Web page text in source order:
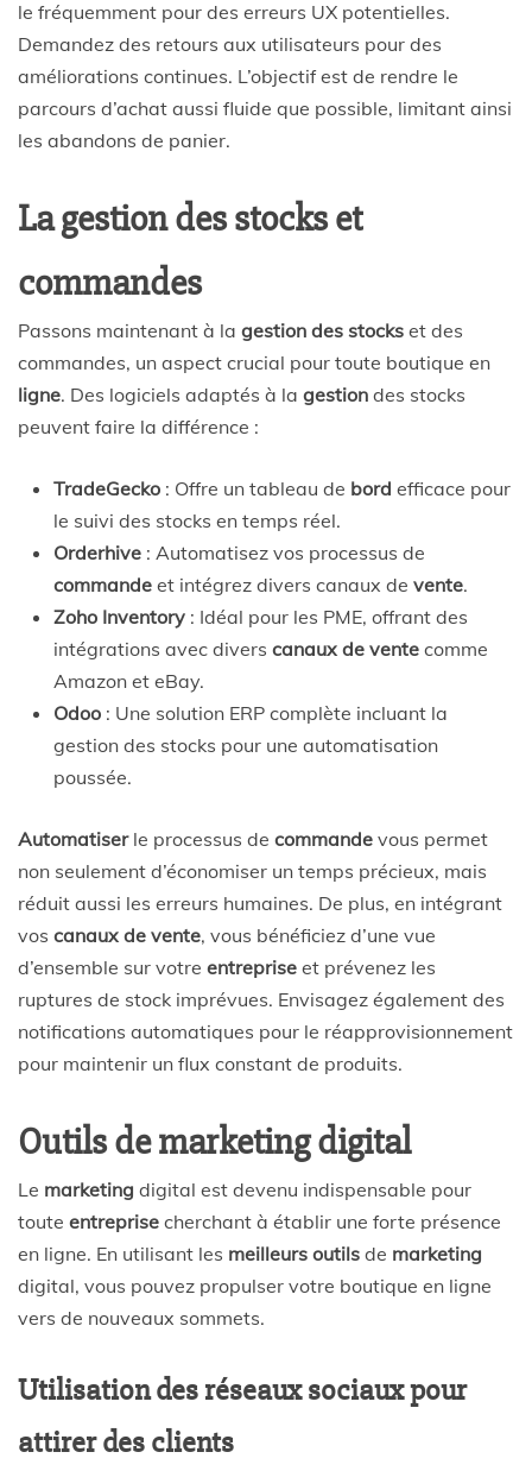
le fréquemment pour des erreurs UX potentielles.
Demandez des retours aux utilisateurs pour des
améliorations continues. L’objectif est de rendre le
parcours d’achat aussi fluide que possible, limitant ainsi
les abandons de panier.
La gestion des stocks et
commandes
Passons maintenant à la gestion des stocks et des
commandes, un aspect crucial pour toute boutique en
ligne. Des logiciels adaptés à la gestion des stocks
peuvent faire la différence :
TradeGecko : Offre un tableau de bord efficace pour
le suivi des stocks en temps réel.
Orderhive : Automatisez vos processus de
commande et intégrez divers canaux de vente.
Zoho Inventory : Idéal pour les PME, offrant des
intégrations avec divers canaux de vente comme
Amazon et eBay.
Odoo : Une solution ERP complète incluant la
gestion des stocks pour une automatisation
poussée.
Automatiserle processus de commande vous permet
non seulement d’économiser un temps précieux, mais
réduit aussi les erreurs humaines. De plus, en intégrant
vos canaux de vente, vous bénéficiez d’une vue
d’ensemble sur votre entreprise et prévenez les
ruptures de stock imprévues. Envisagez également des
notifications automatiques pour le réapprovisionnement
pour maintenir un flux constant de produits.
Outils de marketing digital
Le marketing digital est devenu indispensable pour
toute entreprise cherchant à établir une forte présence
en ligne. En utilisant les meilleurs outils de marketing
digital, vous pouvez propulser votre boutique en ligne
vers de nouveaux sommets.
Utilisation des réseaux sociaux pour
attirer des clients